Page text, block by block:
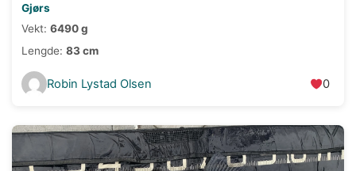
Gjørs
Vekt: 6490 g
Lengde: 83 cm
Robin Lystad Olsen 0